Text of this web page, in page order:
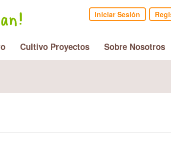
Iniciar Sesión
Cultivo Proyectos Sobre Nosotros